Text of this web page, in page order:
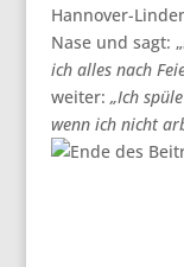
Hannover-
Nase und sagt: „
ich alles nach
weiter: „Ich
wenn ich nicht